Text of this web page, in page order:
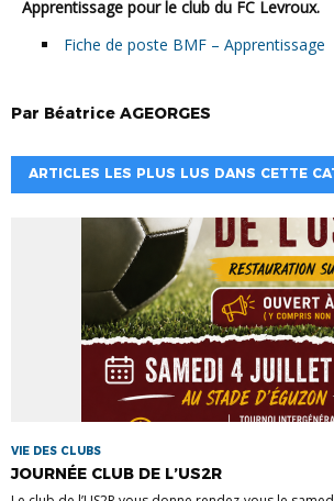
Apprentissage pour le club du FC Levroux.
Fiche de poste BMF – Apprentissage
Par Béatrice AGEORGES
ARTICLES LES PLUS LUS DANS CETTE
VIE DES CLUBS
JOURNÉE CLUB DE L’US2R